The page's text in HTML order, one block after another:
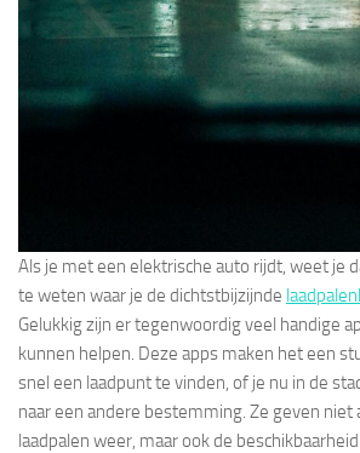
Als je met een elektrische auto rijdt, weet je
te weten waar je de dichtstbijzijnde
Gelukkig zijn er tegenwoordig veel handige
kunnen helpen. Deze apps maken het een
snel een laadpunt te vinden, of je nu in de
naar een andere bestemming. Ze geven niet
laadpalen weer, maar ook de